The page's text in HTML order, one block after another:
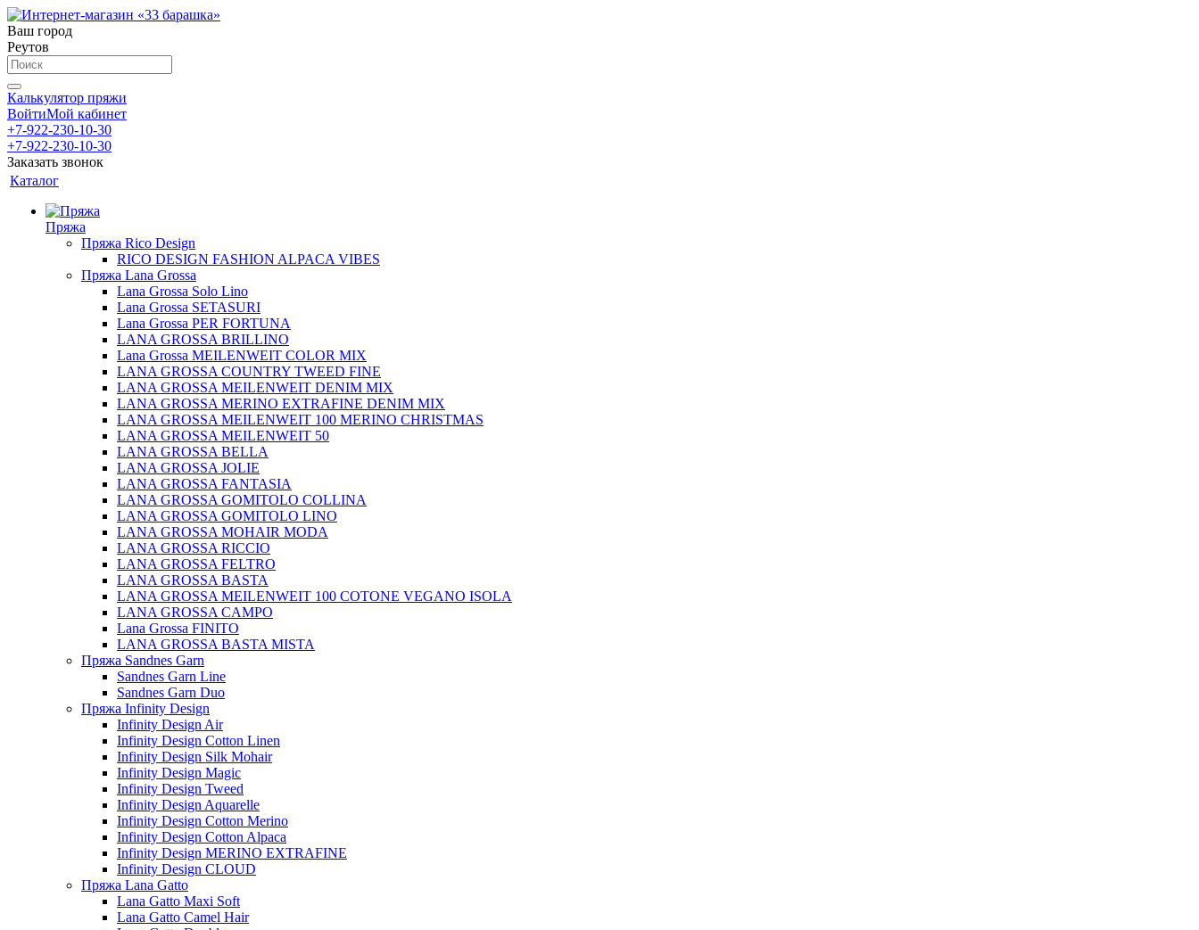
Ваш город
Реутов
Калькулятор пряжи
ВойтиМой кабинет
+7-922-230-10-30
+7-922-230-10-30
Заказать звонок
Каталог
Пряжа
Пряжа Rico Design
RICO DESIGN FASHION ALPACA VIBES
Пряжа Lana Grossa
Lana Grossa Solo Lino
Lana Grossa SETASURI
Lana Grossa PER FORTUNA
LANA GROSSA BRILLINO
Lana Grossa MEILENWEIT COLOR MIX
LANA GROSSA COUNTRY TWEED FINE
LANA GROSSA MEILENWEIT DENIM MIX
LANA GROSSA MERINO EXTRAFINE DENIM MIX
LANA GROSSA MEILENWEIT 100 MERINO CHRISTMAS
LANA GROSSA MEILENWEIT 50
LANA GROSSA BELLA
LANA GROSSA JOLIE
LANA GROSSA FANTASIA
LANA GROSSA GOMITOLO COLLINA
LANA GROSSA GOMITOLO LINO
LANA GROSSA MOHAIR MODA
LANA GROSSA RICCIO
LANA GROSSA FELTRO
LANA GROSSA BASTA
LANA GROSSA MEILENWEIT 100 COTONE VEGANO ISOLA
LANA GROSSA CAMPO
Lana Grossa FINITO
LANA GROSSA BASTA MISTA
Пряжа Sandnes Garn
Sandnes Garn Line
Sandnes Garn Duo
Пряжа Infinity Design
Infinity Design Air
Infinity Design Cotton Linen
Infinity Design Silk Mohair
Infinity Design Magic
Infinity Design Tweed
Infinity Design Aquarelle
Infinity Design Cotton Merino
Infinity Design Cotton Alpaca
Infinity Design MERINO EXTRAFINE
Infinity Design CLOUD
Пряжа Lana Gatto
Lana Gatto Maxi Soft
Lana Gatto Camel Hair